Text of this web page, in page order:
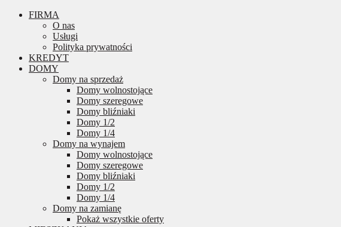
FIRMA
O nas
Usługi
Polityka prywatności
KREDYT
DOMY
Domy na sprzedaż
Domy wolnostojące
Domy szeregowe
Domy bliźniaki
Domy 1/2
Domy 1/4
Domy na wynajem
Domy wolnostojące
Domy szeregowe
Domy bliźniaki
Domy 1/2
Domy 1/4
Domy na zamianę
Pokaż wszystkie oferty